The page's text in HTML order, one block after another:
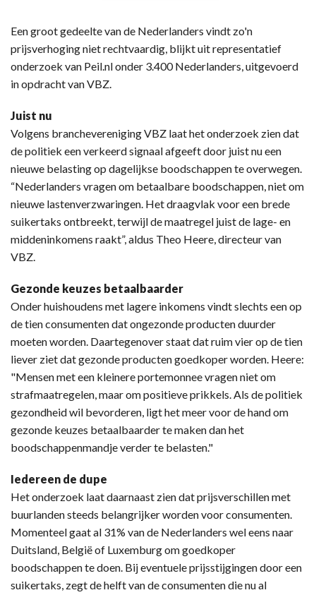
Een groot gedeelte van de Nederlanders vindt zo'n
prijsverhoging niet rechtvaardig, blijkt uit representatief
onderzoek van Peil.nl onder 3.400 Nederlanders, uitgevoerd
in opdracht van VBZ.
Juist nu
Volgens branchevereniging VBZ laat het onderzoek zien dat
de politiek een verkeerd signaal afgeeft door juist nu een
nieuwe belasting op dagelijkse boodschappen te overwegen.
“Nederlanders vragen om betaalbare boodschappen, niet om
nieuwe lastenverzwaringen. Het draagvlak voor een brede
suikertaks ontbreekt, terwijl de maatregel juist de lage- en
middeninkomens raakt”, aldus Theo Heere, directeur van
VBZ.
Gezonde keuzes betaalbaarder
Onder huishoudens met lagere inkomens vindt slechts een op
de tien consumenten dat ongezonde producten duurder
moeten worden. Daartegenover staat dat ruim vier op de tien
liever ziet dat gezonde producten goedkoper worden. Heere:
"Mensen met een kleinere portemonnee vragen niet om
strafmaatregelen, maar om positieve prikkels. Als de politiek
gezondheid wil bevorderen, ligt het meer voor de hand om
gezonde keuzes betaalbaarder te maken dan het
boodschappenmandje verder te belasten."
Iedereen de dupe
Het onderzoek laat daarnaast zien dat prijsverschillen met
buurlanden steeds belangrijker worden voor consumenten.
Momenteel gaat al 31% van de Nederlanders wel eens naar
Duitsland, België of Luxemburg om goedkoper
boodschappen te doen. Bij eventuele prijsstijgingen door een
suikertaks, zegt de helft van de consumenten die nu al